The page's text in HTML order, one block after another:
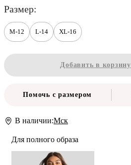
размер
M-12 L-14 XL-16
Добавить в корзину
Помочь с размером
В наличии:Мск
Для полного образа